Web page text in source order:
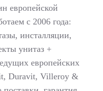
европейской
с 2006 года:
инсталляции,
унитаз +
европейских
Duravit, Villeroy &